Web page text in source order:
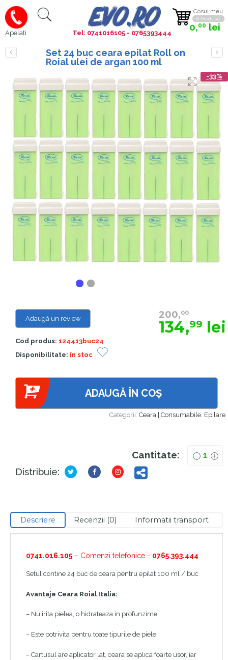
Apelati
Cosul meu
0 Produse
0,00 lei
Tel: 0741016105 - 0765393444
Set 24 buc ceara epilat Roll on
Roial ulei de argan 100 ml
-33%
Categorii: Ceara | Consumabile, Epilare
Adaugă un review
Cod produs: 124413buc24
Disponibilitate: în stoc
200,00
134,99 lei
ADAUGĂ ÎN COȘ
Cantitate:
Distribuie:
Descriere Recenzii (0) Informatii transport
0741.016.105 – Comenzi telefonice - 0765.393.444
Setul contine 24 buc de ceara pentru epilat 100 ml / buc
Avantaje Ceara Roial Italia:
– Nu irita pielea, o hidrateaza in profunzime;
– Este potrivita pentru toate tipurile de piele;
– Cartusul are aplicator lat, ceara se aplica foarte usor, iar